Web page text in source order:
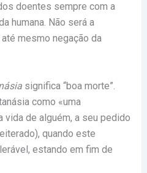
doentes sempre com a
humana. Não será a
mesmo negação da
significa “boa morte”.
como «uma
vida de alguém, a seu pedido
quando este
estando em fim de